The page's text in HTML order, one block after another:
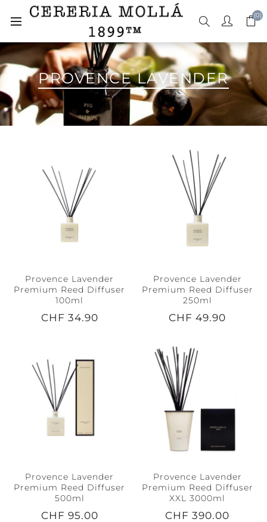
(0)
PROVENCE LAVENDER
Provence Lavender
Premium Reed Diffuser
100ml
CHF 34.90
Provence Lavender
Premium Reed Diffuser
250ml
CHF 49.90
Provence Lavender
Premium Reed Diffuser
500ml
CHF 95.00
Provence Lavender
Premium Reed Diffuser
XXL 3000ml
CHF 390.00